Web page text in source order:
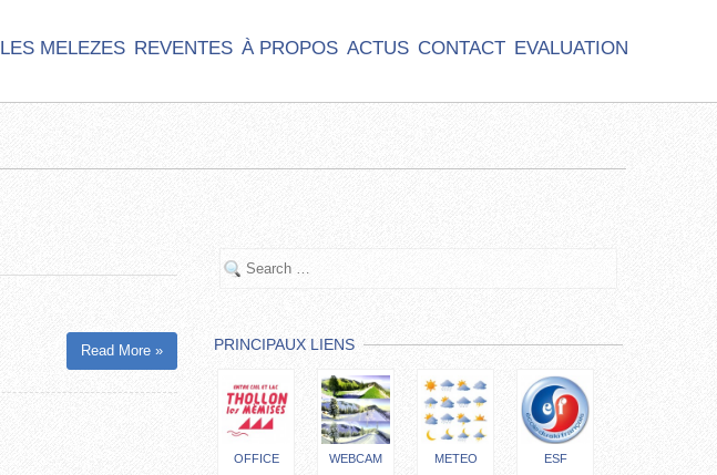
LES MELEZES REVENTES À PROPOS ACTUS CONTACT EVALUATION
Read More » PRINCIPAUX LIENS
OFFICE WEBCAM METEO ESF